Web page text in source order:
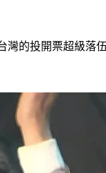
的投開票超級